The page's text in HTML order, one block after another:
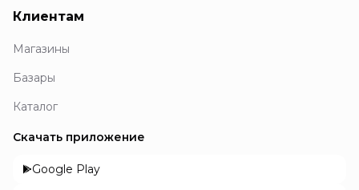
Клиентам
Магазины
Базары
Каталог
Скачать приложение
Google Play